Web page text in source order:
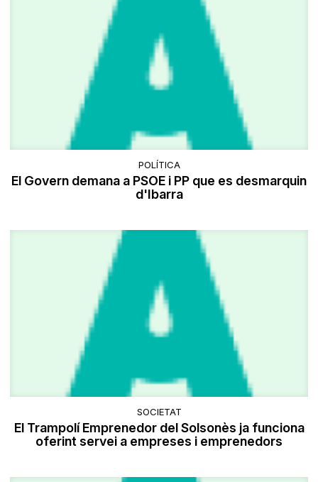
POLÍTICA
El Govern demana a PSOE i PP que es desmarquin
d'Ibarra
SOCIETAT
El Trampolí Emprenedor del Solsonès ja funciona
oferint servei a empreses i emprenedors